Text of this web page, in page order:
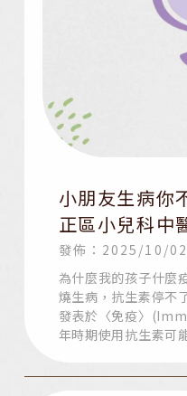
小朋友生病你
正區小兒科中
發佈：2025/10/02
為什麼我的孩子什麼
燒生病，抗生素停不
發表於〈免疫〉
年時期使用抗生素可